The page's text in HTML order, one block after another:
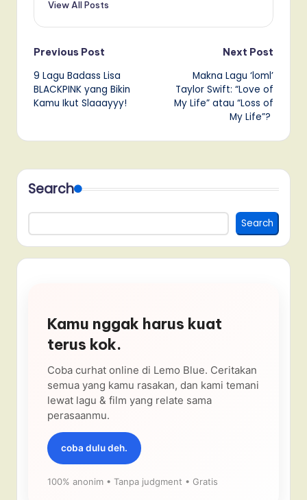
View All Posts
Post
navigation
Previous Post
9 Lagu Badass Lisa
BLACKPINK yang Bikin
Kamu Ikut Slaaayyy!
Next Post
Makna Lagu ‘loml’
Taylor Swift: “Love of
My Life” atau “Loss of
My Life”?
Search
Search
Kamu nggak harus kuat
terus kok.
Coba curhat online di Lemo Blue. Ceritakan
semua yang kamu rasakan, dan kami temani
lewat lagu & film yang relate sama
perasaanmu.
coba dulu deh.
100% anonim • Tanpa judgment • Gratis